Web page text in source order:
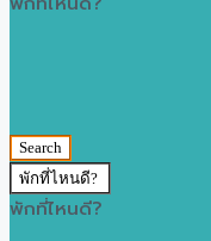
Search
พักที่ไหนดี?
พักที่ไหนดี?